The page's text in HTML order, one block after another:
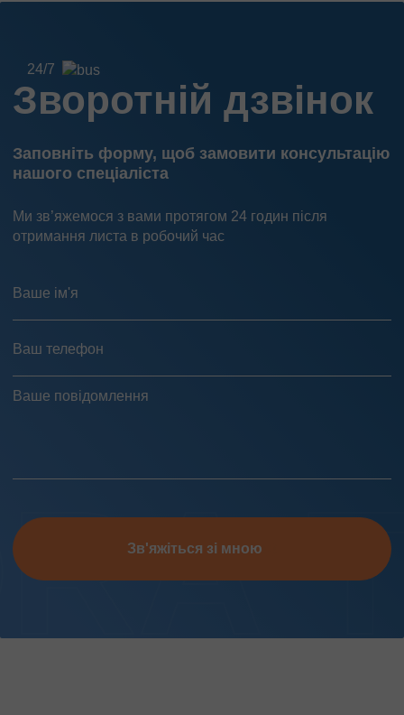
24/7
Зворотній дзвінок
Заповніть форму, щоб замовити консультацію
нашого спеціаліста
Ми зв’яжемося з вами протягом 24 годин після
отримання листа в робочий час
Зв'яжіться зі мною